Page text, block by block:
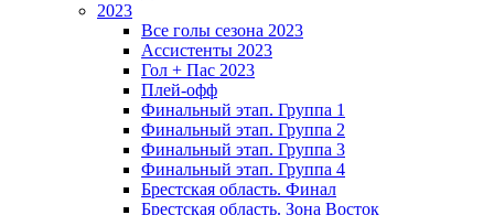
2023
Все голы сезона 2023
Ассистенты 2023
Гол + Пас 2023
Плей-офф
Финальный этап. Группа 1
Финальный этап. Группа 2
Финальный этап. Группа 3
Финальный этап. Группа 4
Брестская область. Финал
Брестская область. Зона Восток